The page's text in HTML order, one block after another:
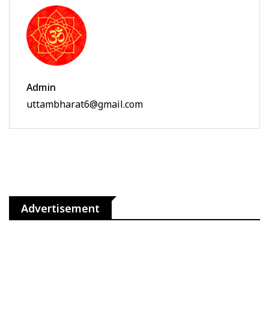
Admin
uttambharat6@gmail.com
Advertisement